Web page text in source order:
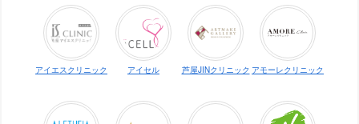
アイエスクリニック アイセル 芦屋JINクリニック アモーレクリニック